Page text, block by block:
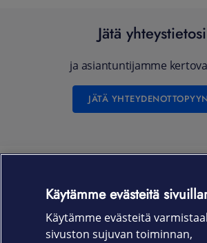
Jätä
ja asiantuntijamme
JÄTÄ
Myyntipalvelu
Käytämme evästeitä
Käytämme evästeitä
sivuston sujuvan toiminnan,